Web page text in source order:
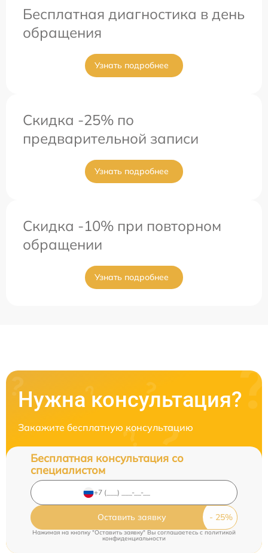
Бесплатная диагностика в день
обращения
Узнать подробнее
Скидка -25% по
предварительной записи
Узнать подробнее
Скидка -10% при повторном
обращении
Узнать подробнее
Нужна консультация?
Закажите бесплатную консультацию
Бесплатная консультация со
специалистом
Оставить заявку
Нажимая на кнопку "Оставить заявку" Вы соглашаетесь cполитикой
конфиденциальности